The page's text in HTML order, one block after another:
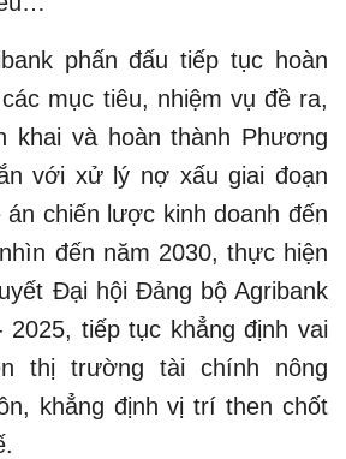
phấn đấu tiếp tục hoàn
mục tiêu, nhiệm vụ đề ra,
khai và hoàn thành Phương
với xử lý nợ xấu giai đoạn
chiến lược kinh doanh đến
đến năm 2030, thực hiện
Đại hội Đảng bộ Agribank
2025, tiếp tục khẳng định vai
thị trường tài chính nông
khẳng định vị trí then chốt